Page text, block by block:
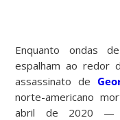
Enquanto ondas
espalham ao redor
assassinato de
norte-americano
abril de 2020 —